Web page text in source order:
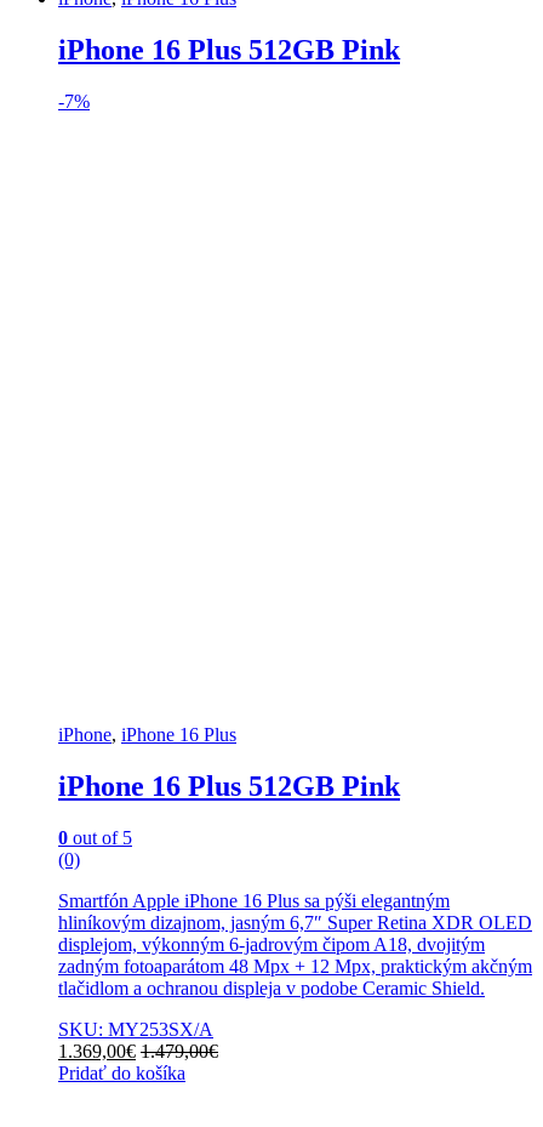
iPhone 16 Plus 512GB Pink
-7%
iPhone, iPhone 16 Plus
iPhone 16 Plus 512GB Pink
0 out of 5
(0)
Smartfón Apple iPhone 16 Plus sa pýši elegantným
hliníkovým dizajnom, jasným 6,7″ Super Retina XDR OLED
displejom, výkonným 6-jadrovým čipom A18, dvojitým
zadným fotoaparátom 48 Mpx + 12 Mpx, praktickým akčným
tlačidlom a ochranou displeja v podobe Ceramic Shield.
SKU: MY253SX/A
1.369,00€ 1.479,00€
Pridať do košíka